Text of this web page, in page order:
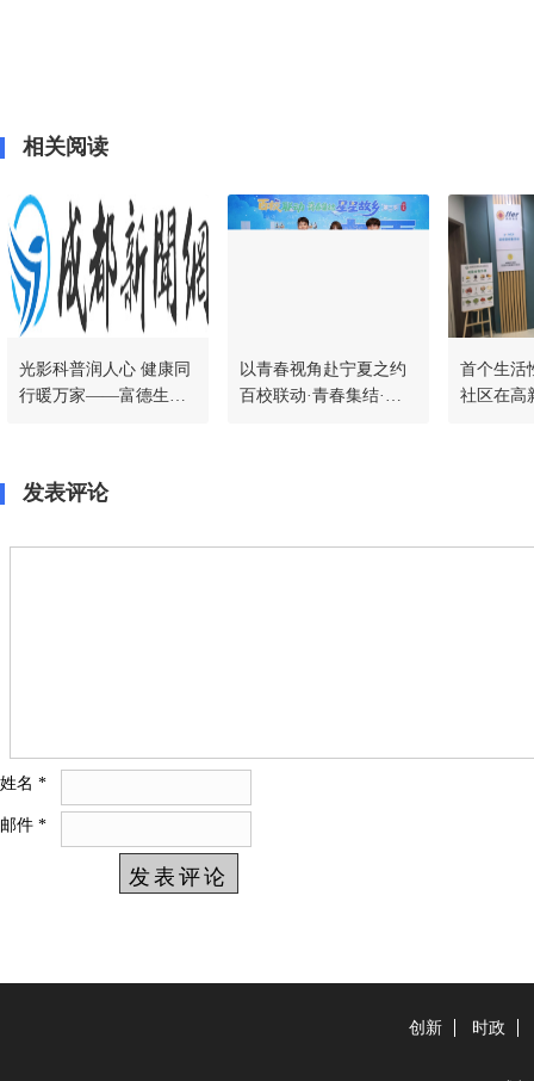
相关阅读
光影科普润人心 健康同
行暖万家——富德生命
以青春视角赴宁夏之约
百校联动·青春集结·星
首个生活
社区在高
发表评论
姓名 *
邮件 *
创新 时政